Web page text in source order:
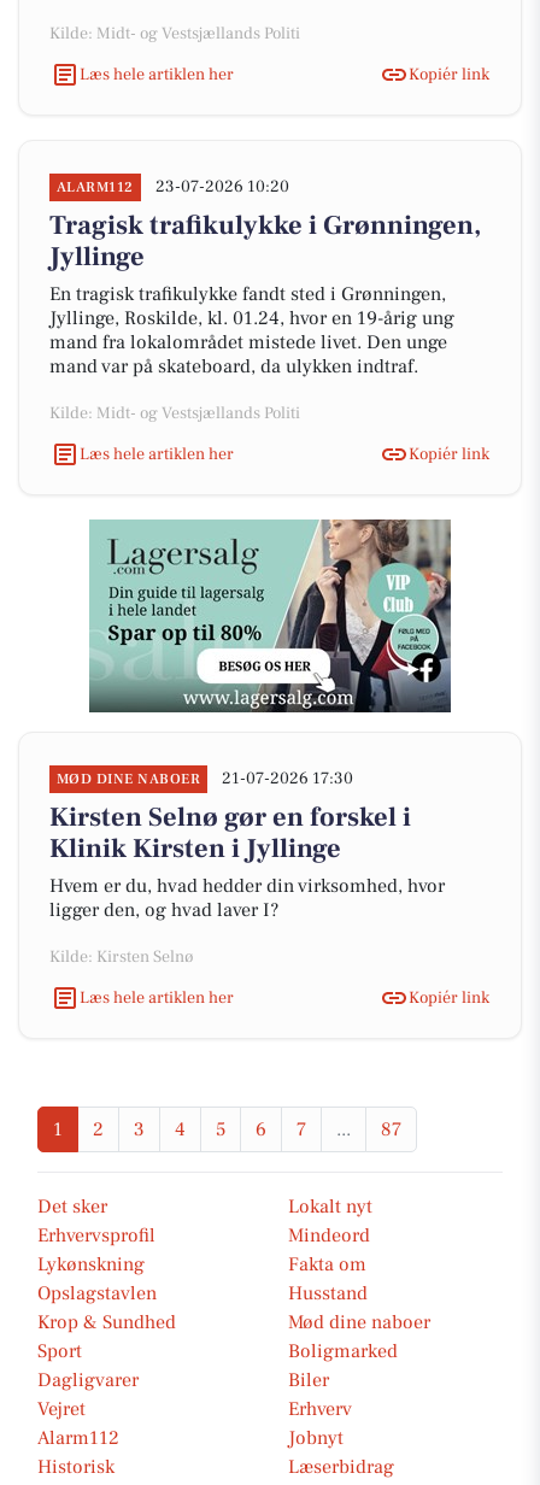
Kilde: Midt- og Vestsjællands Politi
Læs hele artiklen her
Kopiér link
ALARM112 23-07-2026 10:20
Tragisk trafikulykke i Grønningen,
Jyllinge
En tragisk trafikulykke fandt sted i Grønningen,
Jyllinge, Roskilde, kl. 01.24, hvor en 19-årig ung
mand fra lokalområdet mistede livet. Den unge
mand var på skateboard, da ulykken indtraf.
Kilde: Midt- og Vestsjællands Politi
Læs hele artiklen her
Kopiér link
MØD DINE NABOER 21-07-2026 17:30
Kirsten Selnø gør en forskel i
Klinik Kirsten i Jyllinge
Hvem er du, hvad hedder din virksomhed, hvor
ligger den, og hvad laver I?
Kilde: Kirsten Selnø
Læs hele artiklen her
Kopiér link
1 2 3 4 5 6 7 ... 87
Det sker
Lokalt nyt
Erhvervsprofil
Mindeord
Lykønskning
Fakta om
Opslagstavlen
Husstand
Krop & Sundhed
Mød dine naboer
Sport
Boligmarked
Dagligvarer
Biler
Vejret
Erhverv
Alarm112
Jobnyt
Historisk
Læserbidrag